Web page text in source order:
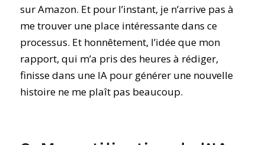
sur Amazon. Et pour l’instant, je n’arrive pas à
me trouver une place intéressante dans ce
processus. Et honnêtement, l’idée que mon
rapport, qui m’a pris des heures à rédiger,
finisse dans une IA pour générer une nouvelle
histoire ne me plaît pas beaucoup.